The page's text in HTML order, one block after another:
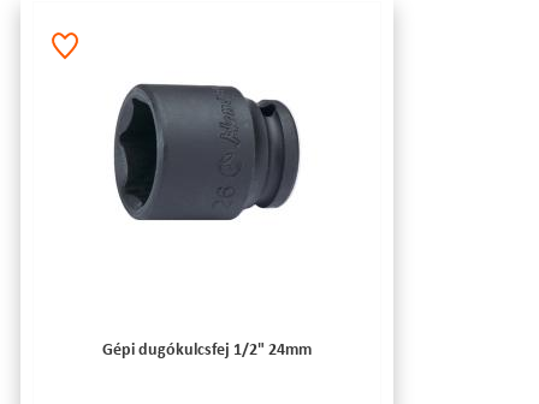
Gépi dugókulcsfej 1/2" 24mm